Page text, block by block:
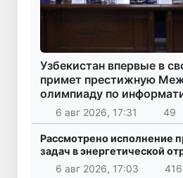
Узбекистан впервые в
примет престижную
олимпиаду по
6 авг 2026, 17:31 49
Рассмотрено исполнение
задач в энергетической
6 авг 2026, 17:03
416